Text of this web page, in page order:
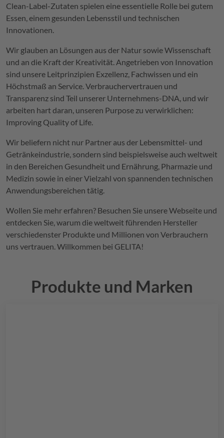
Clean-Label-Zutaten spielen eine essentielle Rolle bei gutem
Essen, einem gesunden Lebensstil und technischen
Innovationen.
Wir glauben an Lösungen aus der Natur sowieWissenschaft
und an die Kraft der Kreativität. Angetrieben von Innovation
sind unsere Leitprinzipien Exzellenz, Fachwissen und ein
Höchstmaß an Service. Verbrauchervertrauen und
Transparenz sind Teil unserer Unternehmens-DNA, und wir
arbeiten hart daran, unseren Purpose zu verwirklichen:
Improving Quality of Life.
Wir beliefern nicht nur Partner aus der Lebensmittel- und
Getränkeindustrie, sondern sind beispielsweise auch weltweit
in den Bereichen Gesundheit und Ernährung, Pharmazie und
Medizin sowie in einer Vielzahl von spannenden technischen
Anwendungsbereichen tätig.
Wollen Sie mehr erfahren? Besuchen Sie unsereWebseite und
entdecken Sie, warum die weltweit führenden Hersteller
verschiedenster Produkte und Millionen von Verbrauchern
uns vertrauen. Willkommen bei GELITA!
Produkte und Marken